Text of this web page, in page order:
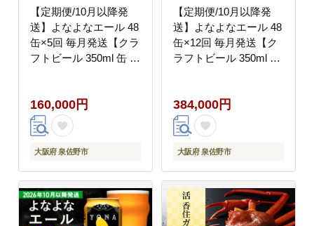
【定期便/10月以降発
送】よなよなエール 48
缶×5回 毎月発送【クラ
フトビール 350ml 缶 ビ
酌 高評価 家計応援 ヤ
ッホーブルーイング】
G4282
160,000円
大阪府 泉佐野市
【定期便/10月以降発
送】よなよなエール 48
缶×12回 毎月発送【ク
ラフトビール 350ml 缶
晩酌 高評価 家計応援
ヤッホーブルーイン
グ】 G4284
384,000円
大阪府 泉佐野市